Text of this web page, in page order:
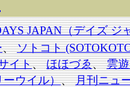
JAPAN（デイズ ジ
、ソトコト
イト、ほほづゑ、雲
ウイル）、月刊ニュ